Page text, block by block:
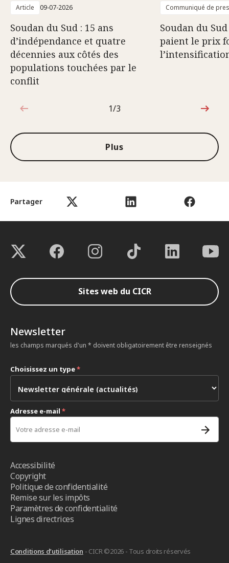
Partager
Article 09-07-2026
Soudan du Sud : 15 ans
d’indépendance et quatre
décennies aux côtés des
populations touchées par le
conflit
Communiqué de
Soudan du
paient le prix
1sur3
1/3
Plus
Sites web du CICR
Newsletter
les champs marqués d'un * doivent obligatoirement être renseignés
Choisissez un type*
Adresse e-mail *
Accessibilité
Copyright
Politique de confidentialité
Remise sur les impôts
Paramètres de confidentialité
Lignes directrices
Conditions d’utilisation - CICR ©2026 - Tous droits réservés